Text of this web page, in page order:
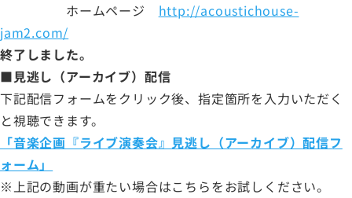
ホームページ http://acoustichouse-
jam2.com/
終了しました。
■見逃し（アーカイブ）配信
下記配信フォームをクリック後、指定箇所を入力いただく
と視聴できます。
「音楽企画『ライブ演奏会』見逃し（アーカイブ）配信フ
ォーム」
※上記の動画が重たい場合はこちらをお試しください。